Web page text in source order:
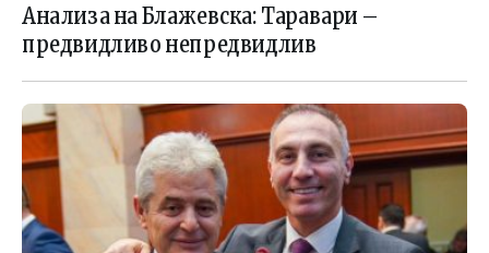
Анализа на Блажевска: Таравари –
предвидливо непредвидлив